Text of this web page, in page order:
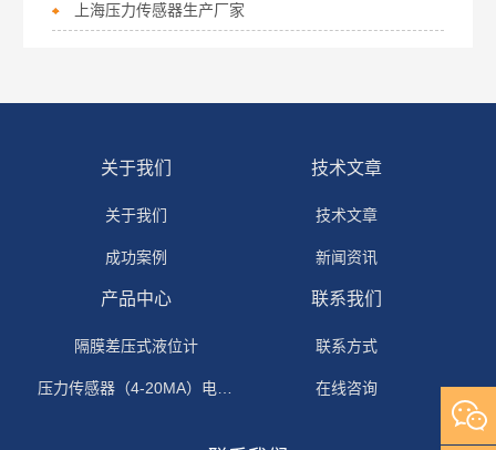
上海压力传感器生产厂家
关于我们
关于我们
成功案例
技术文章
技术文章
新闻资讯
产品中心
隔膜差压式液位计
压力传感器（4-20MA）电流输出
联系我们
联系方式
在线咨询